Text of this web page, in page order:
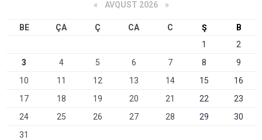
« AVQUST 2026 »
BE ÇA Ç CA C Ş
B
1
2
3
4 5 6 7 8
9
10
11 12 13 14 15
16
17
18 19 20 21 22
23
24
25 26 27 28 29
30
31